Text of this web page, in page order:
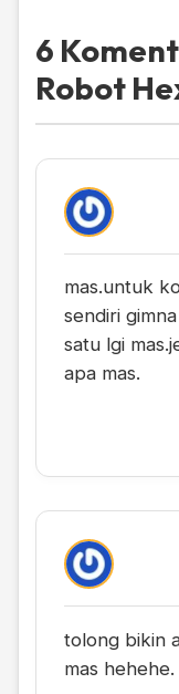
6
Robot
mas.untuk
sendiri
satu lgi
apa mas.
tolong bikin
mas hehehe.